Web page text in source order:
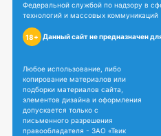
Федеральной службой по надзору в
технологий и массовых коммуникаций
18+ Данный сайт не предназначен
Любое использование, либо
копирование материалов или
подборки материалов сайта,
элементов дизайна и оформления
допускается только с
письменного разрешения
правообладателя - ЗАО «Твик